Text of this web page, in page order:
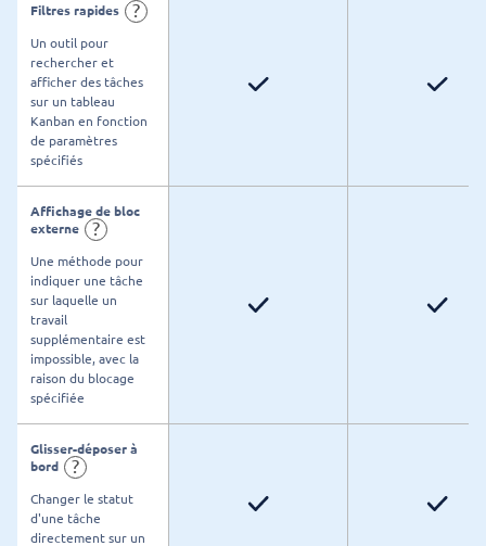
Filtres rapides ?
Un outil pour
rechercher et
afficher des tâches
sur un tableau
Kanban en fonction
de paramètres
spécifiés
Affichage de bloc
externe
?
Une méthode pour
indiquer une tâche
sur laquelle un
travail
supplémentaire est
impossible, avec la
raison du blocage
spécifiée
Glisser-déposer à
bord
?
Changer le statut
d'une tâche
directement sur un